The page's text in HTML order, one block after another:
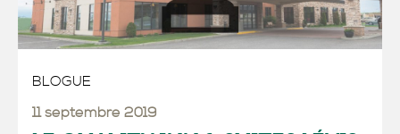
BLOGUE
11 septembre 2019